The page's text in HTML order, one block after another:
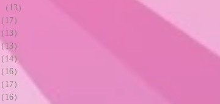
（13）
（17）
（13）
（13）
（14）
（16） 16件の記事
（17）
17件の記事
（16）
16件の記事